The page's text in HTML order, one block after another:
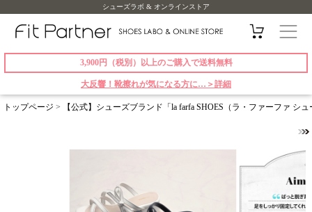
シューズラボ & オンラインストア
3,900円（税別）以上のご購入で送料無料
大反響！靴擦れが気になる方に…＞詳細
トップページ > 【公式】シューズブランド「la farfa SHOES（ラ・ファーファ シ